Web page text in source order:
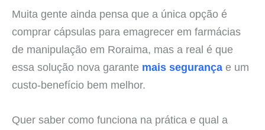
Muita gente ainda pensa que a única opção é
comprar cápsulas para emagrecer em farmácias
de manipulação em Roraima, mas a real é que
essa solução nova garante mais segurança e um
custo-benefício bem melhor.
Quer saber como funciona na prática e qual a